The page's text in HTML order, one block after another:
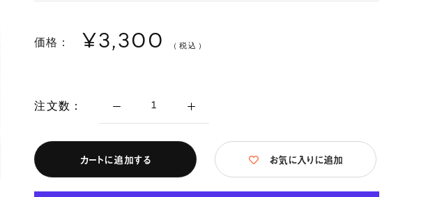
価格： ¥3,300 （税込）
注文数：
カートに追加する お気に入りに追加